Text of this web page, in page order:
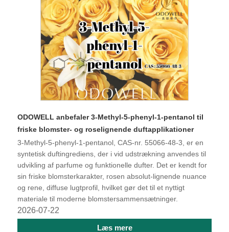
ODOWELL anbefaler 3-Methyl-5-phenyl-1-pentanol til
friske blomster- og roselignende duftapplikationer
3-Methyl-5-phenyl-1-pentanol, CAS-nr. 55066-48-3, er en
syntetisk duftingrediens, der i vid udstrækning anvendes til
udvikling af parfume og funktionelle dufter. Det er kendt for
sin friske blomsterkarakter, rosen absolut-lignende nuance
og rene, diffuse lugtprofil, hvilket gør det til et nyttigt
materiale til moderne blomstersammensætninger.
2026-07-22
Læs mere